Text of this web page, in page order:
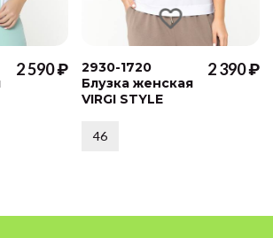
2 590 ₽
2930-1720
Блузка женская
VIRGI STYLE
2 390 ₽
46